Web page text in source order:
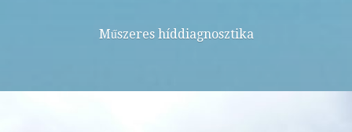
Műszeres híddiagnosztika